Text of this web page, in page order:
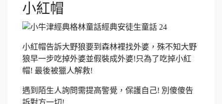
小紅帽
小紅帽告訴大野狼要到森林裡找外婆，殊不知大野
狼早一步吃掉外婆並假裝成外婆!只為了吃掉小紅
帽! 最後被獵人解救!
遇到陌生人詢問需提高警覺，保護自己! 別傻傻告